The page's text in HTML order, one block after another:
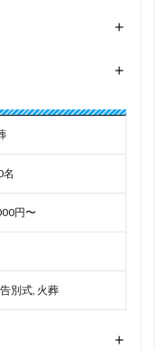
+
+
円〜
別式, 火葬
+